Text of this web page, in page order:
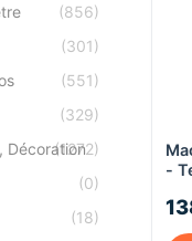
(856)
(301)
(551)
(329)
Décoration
(1272)
(0)
(18)
-